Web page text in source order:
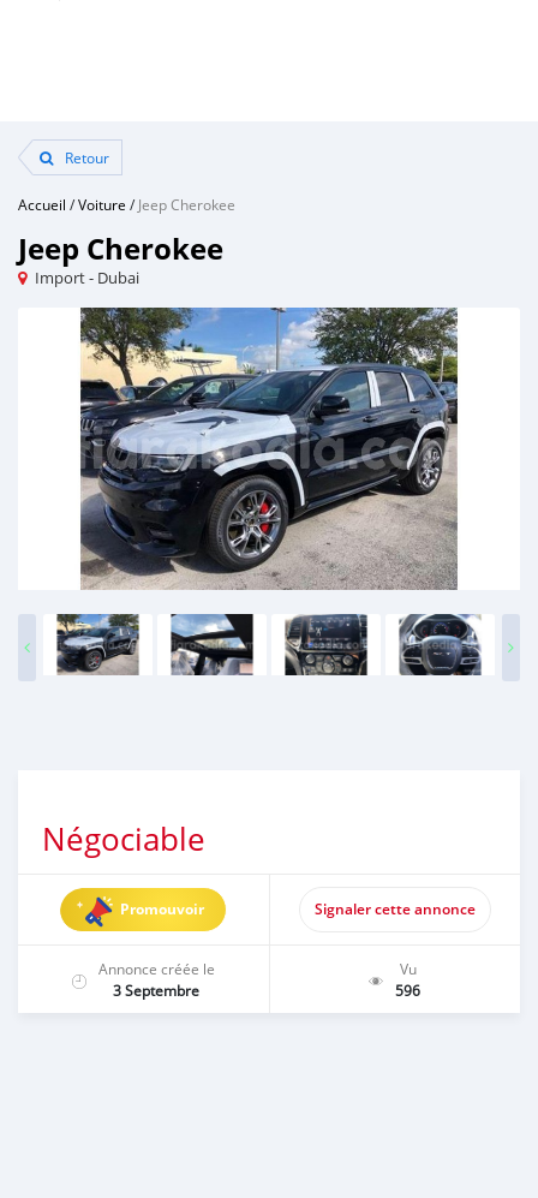
Retour
Accueil /Voiture /Jeep Cherokee
Jeep Cherokee
Import - Dubai
Négociable
Promouvoir Signaler cette annonce
Annonce créée le
3 Septembre
Vu
596